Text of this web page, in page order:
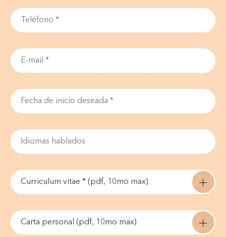
Curriculum vitae * (pdf, 10mo max)
Carta personal (pdf, 10mo max)